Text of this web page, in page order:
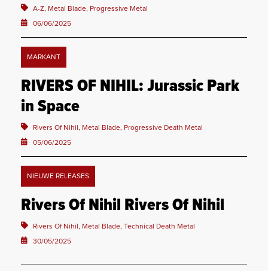
A-Z, Metal Blade, Progressive Metal
06/06/2025
MARKANT
RIVERS OF NIHIL: Jurassic Park
in Space
Rivers Of Nihil, Metal Blade, Progressive Death Metal
05/06/2025
NIEUWE RELEASES
Rivers Of Nihil Rivers Of Nihil
Rivers Of Nihil, Metal Blade, Technical Death Metal
30/05/2025